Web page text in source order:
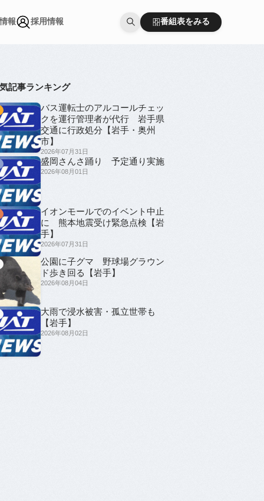
報
採用情報
番組表をみる
番組表をみる
記事ランキング
バス運転士のアルコールチェッ
クを運行管理者が代行 岩手県
交通に行政処分【岩手・奥州
市】
2026年07月31日
盛岡さんさ踊り 予定通り実施
2026年08月01日
イオンモールでのイベント中止
に 熊本地震受け緊急点検【岩
手】
2026年07月31日
公園に子グマ 野球場グラウン
ド歩き回る【岩手】
2026年08月04日
大雨で浸水被害・孤立世帯も
【岩手】
2026年08月02日